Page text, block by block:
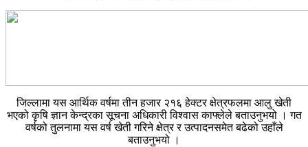
जिल्लामा यस आर्थिक वर्षमा तीन हजार २१६ हेक्टर क्षेत्रफलमा आलु खेती
भएको कृषि ज्ञान केन्द्रका सूचना अधिकारी विश्वास काफ्लेले बताउनुभयो । गत
वर्षको तुलनामा यस वर्ष खेती गरिने क्षेत्र र उत्पादनसमेत बढेको उहाँले
बताउनुभयो ।